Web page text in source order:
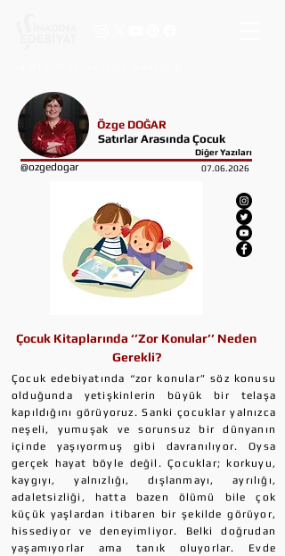
Özge DOĞAR
Satırlar Arasında Çocuk
Diğer Yazıları
07.06.2026
@ozgedogar
Çocuk Kitaplarında ‘’Zor Konular’’ Neden
Gerekli?
Çocuk edebiyatında “zor konular” söz konusu
olduğunda yetişkinlerin büyük bir telaşa
kapıldığını görüyoruz. Sanki çocuklar yalnızca
neşeli, yumuşak ve sorunsuz bir dünyanın
içinde yaşıyormuş gibi davranılıyor. Oysa
gerçek hayat böyle değil. Çocuklar; korkuyu,
kaygıyı, yalnızlığı, dışlanmayı, ayrılığı,
adaletsizliği, hatta bazen ölümü bile çok
küçük yaşlardan itibaren bir şekilde görüyor,
hissediyor ve deneyimliyor. Belki doğrudan
yaşamıyorlar ama tanık oluyorlar. Evde